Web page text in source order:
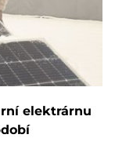
elektrárnu